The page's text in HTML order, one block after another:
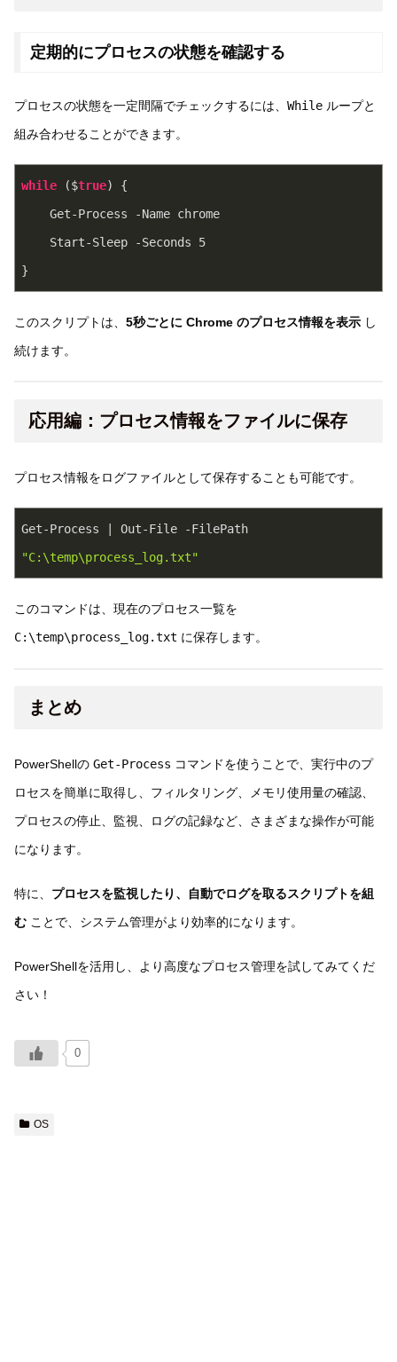
定期的にプロセスの状態を確認する
プロセスの状態を一定間隔でチェックするには、 While ループと
組み合わせることができます。
while ($true) {
    Get-Process -Name chrome
    Start-Sleep -Seconds
5
}
このスクリプトは、 5秒ごとに Chrome のプロセス情報を表示 し
続けます。
応用編：プロセス情報をファイルに保存
プロセス情報をログファイルとして保存することも可能です。
"C:\temp\process_log.txt"
このコマンドは、現在のプロセス一覧を
C:\temp\process_log.txt に保存します。
まとめ
PowerShellの Get-Process コマンドを使うことで、実行中のプ
ロセスを簡単に取得し、フィルタリング、メモリ使用量の確認、
プロセスの停止、監視、ログの記録など、さまざまな操作が可能
になります。
特に、 プロセスを監視したり、自動でログを取るスクリプトを組
む ことで、システム管理がより効率的になります。
PowerShellを活用し、より高度なプロセス管理を試してみてくだ
さい！
0
OS